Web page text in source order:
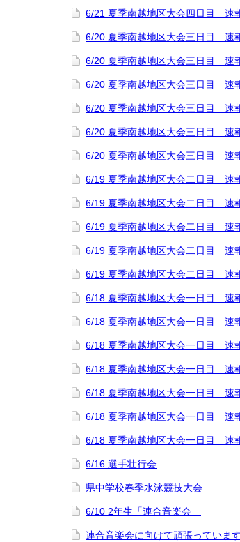
6/21 夏季南越地区大会四日目 速
6/20 夏季南越地区大会三日目 速
6/20 夏季南越地区大会三日目 速
6/20 夏季南越地区大会三日目 速
6/20 夏季南越地区大会三日目 速
6/20 夏季南越地区大会三日目 速
6/20 夏季南越地区大会三日目 速
6/19 夏季南越地区大会二日目 速
6/19 夏季南越地区大会二日目 速
6/19 夏季南越地区大会二日目
6/19 夏季南越地区大会二日目 速
6/19 夏季南越地区大会二日目 速
6/18 夏季南越地区大会一日目 速
6/18 夏季南越地区大会一日目 速
6/18 夏季南越地区大会一日目
6/18 夏季南越地区大会一日目 速
6/18 夏季南越地区大会一日目 速
6/18 夏季南越地区大会一日目
6/18 夏季南越地区大会一日目 速
6/16 選手壮行会
県中学校春季水泳競技大会
6/10 2年生「連合音楽会」
連合音楽会に向けて頑張っています